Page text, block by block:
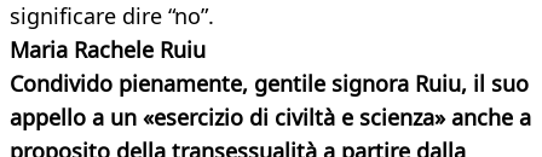
significare dire “no”.
Maria Rachele Ruiu
Condivido pienamente, gentile signora Ruiu, il suo
appello a un «esercizio di civiltà e scienza» anche a
proposito della transessualità a partire dalla